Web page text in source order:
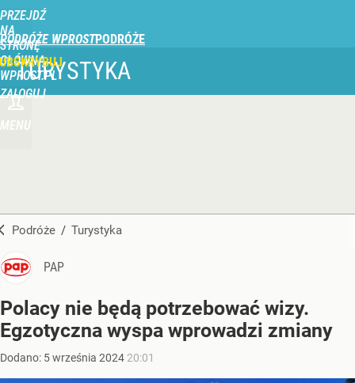
PRZEJDŹ
NA
STRONĘ
GŁÓWNĄ
WPROST.PL
PODRÓŻE WPROST
ZALOGUJ
MENU
TURYSTYKA
Podróże / Turystyka
PAP
Polacy nie będą potrzebować wizy.
Egzotyczna wyspa wprowadzi zmiany
Dodano: 5września 2024 20:01